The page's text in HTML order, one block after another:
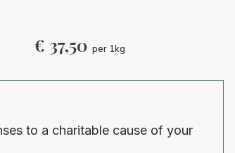
€ 37,50 per 1kg
to a charitable cause of your